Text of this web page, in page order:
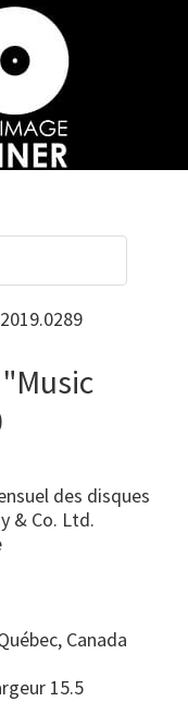
2019.0289
des disques
& Co. Ltd.
Canada
15.5